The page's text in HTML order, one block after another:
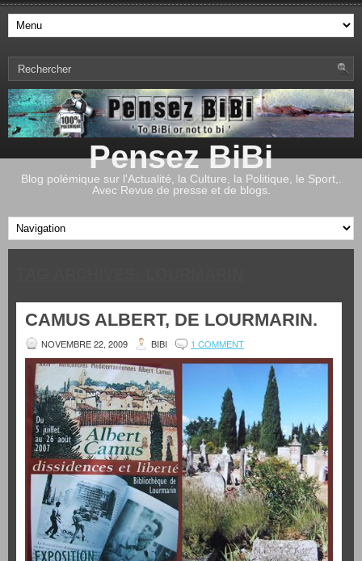
Pensez BiBi
Blog polémique sur l'Actualité, la Culture, la Politique, le Sport,.
Avec Revue de presse et de blogs.
CAMUS ALBERT, DE LOURMARIN.
NOVEMBRE 22, 2009 BIBI 1 COMMENT